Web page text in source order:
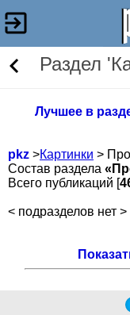
Раздел
Лучшее в
pkz >Картинки >
Состав раздела
Всего публикаций [
< подразделов нет >